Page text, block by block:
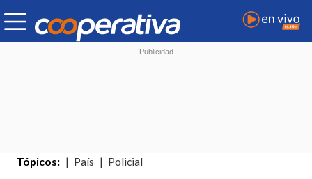
Tópicos: País Policial